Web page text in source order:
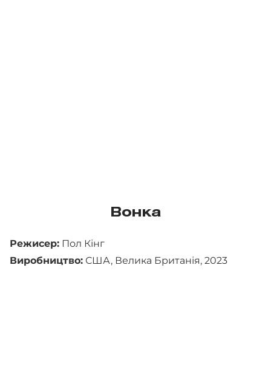
Вонка
Режисер: Пол Кінг
Виробництво: США, Велика Британія, 2023